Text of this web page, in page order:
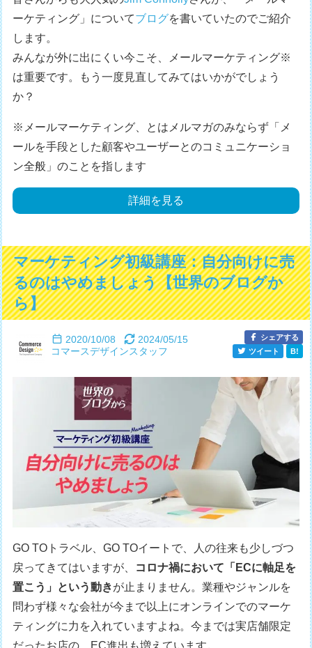
ーケティング」についてブログを書いていたのでご紹介
します。
みんなが外に出にくい今こそ、メールマーケティング※
は重要です。もう一度見直してみてはいかがでしょう
か？
※メールマーケティング、とはメルマガのみならず「メ
ールを手段とした顧客やユーザーとのコミュニケーショ
ン全般」のことを指します
詳細を見る
マーケティング初級講座：自分向けに売
るのはやめましょう【世界のブログか
ら】
2020/10/08
2024/05/15
コマースデザインスタッフ
シェアする
ツイート
B!
GO TOトラベル、GO TOイートで、人の往来も少しづつ
戻ってきてはいますが、 コロナ禍において「ECに軸足を
置こう」という動きが止まりません。業種やジャンルを
問わず様々な会社が今まで以上にオンラインでのマーケ
ティングに力を入れていますよね。今までは実店舗限定
だったお店の、EC進出も増えています。